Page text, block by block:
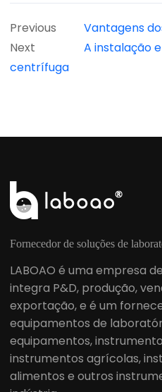
Previous
Vantagens
Next
A instalação
centrífuga
Fornecedor de soluções de
LABOAO é uma empresa
integra P&D, produção,
exportação, e é um
equipamentos de
equipamentos,
instrumentos agrícolas,
alimentos e outros